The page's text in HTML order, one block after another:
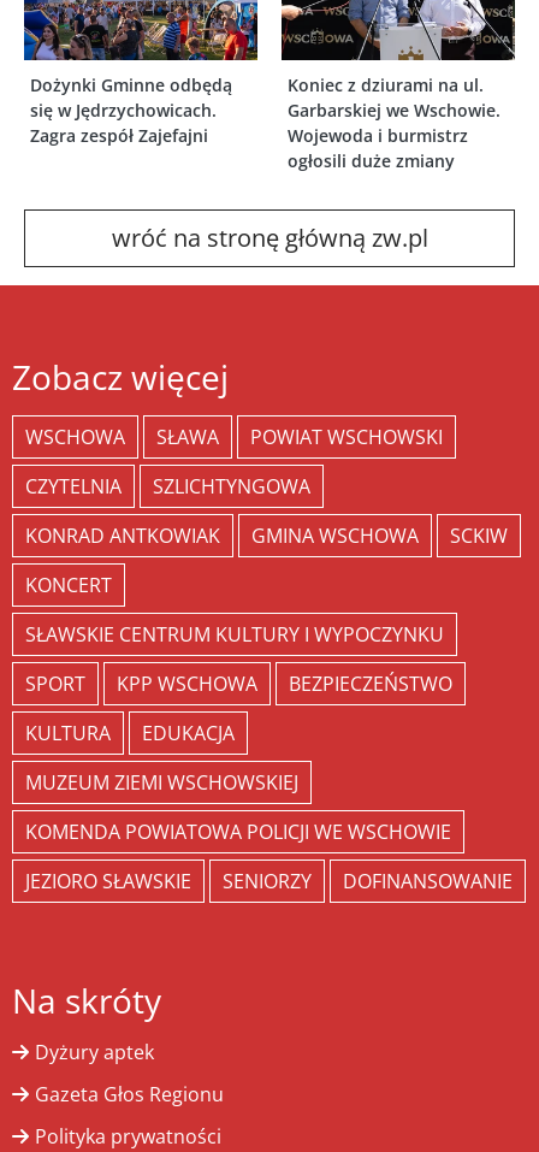
Dożynki Gminne odbędą
się w Jędrzychowicach.
Zagra zespół Zajefajni
Koniec z dziurami na ul.
Garbarskiej we Wschowie.
Wojewoda i burmistrz
ogłosili duże zmiany
wróć na stronę główną zw.pl
Zobacz więcej
WSCHOWA SŁAWA
POWIAT WSCHOWSKI
CZYTELNIA
SZLICHTYNGOWA
KONRAD ANTKOWIAK
GMINA WSCHOWA
SCKIW
KONCERT
SŁAWSKIE CENTRUM KULTURY I WYPOCZYNKU
SPORT
KPP WSCHOWA
BEZPIECZEŃSTWO
KULTURA
EDUKACJA
MUZEUM ZIEMI WSCHOWSKIEJ
KOMENDA POWIATOWA POLICJI WE WSCHOWIE
JEZIORO SŁAWSKIE
SENIORZY DOFINANSOWANIE
Na skróty
Dyżury aptek
Gazeta Głos Regionu
Polityka prywatności